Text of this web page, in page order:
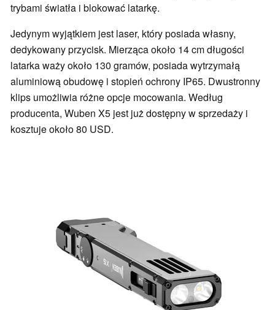
trybami światła i blokować latarkę.
Jedynym wyjątkiem jest laser, który posiada własny,
dedykowany przycisk. Mierząca około 14 cm długości
latarka waży około 130 gramów, posiada wytrzymałą
aluminiową obudowę i stopień ochrony IP65. Dwustronny
klips umożliwia różne opcje mocowania. Według
producenta, Wuben X5 jest już dostępny w sprzedaży i
kosztuje około 80 USD.